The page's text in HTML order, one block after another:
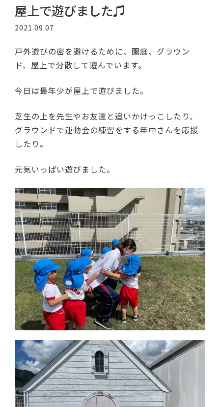
屋上で遊びました♫
2021.09.07
戸外遊びの密を避けるために、園庭、グラウン
ド、屋上で分散して遊んでいます。
今日は最年少が屋上で遊びました。
芝生の上を先生やお友達と追いかけっこしたり、
グラウンドで運動会の練習をする年中さんを応援
したり。
元気いっぱい遊びました。